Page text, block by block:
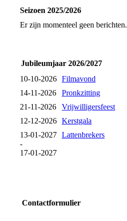
Seizoen 2025/2026
Er zijn momenteel geen berichten.
Jubileumjaar 2026/2027
10-10-2026 Filmavond
14-11-2026
Pronkzitting
21-11-2026
Vrijwilligersfeest
12-12-2026 Kerstgala
13-01-2027
-
17-01-2027
Lattenbrekers
Contactformulier